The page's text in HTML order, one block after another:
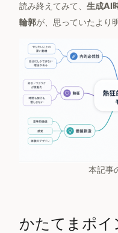
読み終えてみて、 生成AI
輪郭が、思っていたより
本記事
かたてまポ